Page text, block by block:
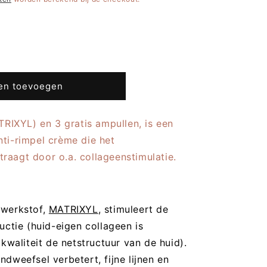
toevoegen
en 3 gratis ampullen, is een
rimpel crème die het
door o.a. collageenstimulatie.
MATRIXYL, stimuleert de
(huid-eigen collageen is
de netstructuur van de huid).
verbetert, fijne lijnen en